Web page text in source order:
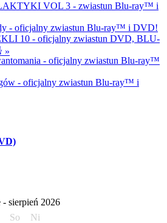
VOL 3 - zwiastun Blu-ray™ i
- oficjalny zwiastun Blu-ray™ i DVD!
10 - oficjalny zwiastun DVD, BLU-
- oficjalny zwiastun Blu-ray™
- oficjalny zwiastun Blu-ray™ i
»
- sierpień 2026
So
Ni